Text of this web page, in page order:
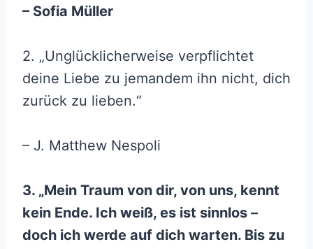
– Sofia Müller
2. „Unglücklicherweise verpflichtet
deine Liebe zu jemandem ihn nicht, dich
zurück zu lieben.“
– J. Matthew Nespoli
3. „Mein Traum von dir, von uns, kennt
kein Ende. Ich weiß, es ist sinnlos –
doch ich werde auf dich warten. Bis zu